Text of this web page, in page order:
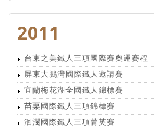
2011
台東之美鐵人三項國際賽奧運賽程
屏東大鵬灣國際鐵人邀請賽
宜蘭梅花湖全國鐵人錦標賽
苗栗國際鐵人三項錦標賽
洄瀾國際鐵人三項菁英賽